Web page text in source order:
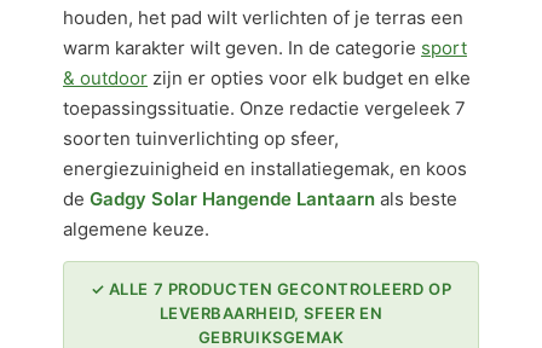
houden, het pad wilt verlichten of je terras een
warm karakter wilt geven. In de categorie sport
& outdoor zijn er opties voor elk budget en elke
toepassingssituatie. Onze redactie vergeleek 7
soorten tuinverlichting op sfeer,
energiezuinigheid en installatiegemak, en koos
de Gadgy Solar Hangende Lantaarn als beste
algemene keuze.
✓ ALLE 7 PRODUCTEN GECONTROLEERD OP
LEVERBAARHEID, SFEER EN
GEBRUIKSGEMAK